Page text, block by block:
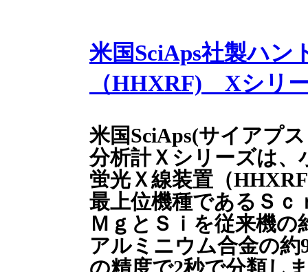
米国SciAps社製ハン
（HHXRF) Xシリ
米国SciAps(サイアプ
分析計Ｘシリーズは、
蛍光Ｘ線装置（
最上位機種であるＳ
ＭｇとＳｉを従来機
アルミニウム合金の約